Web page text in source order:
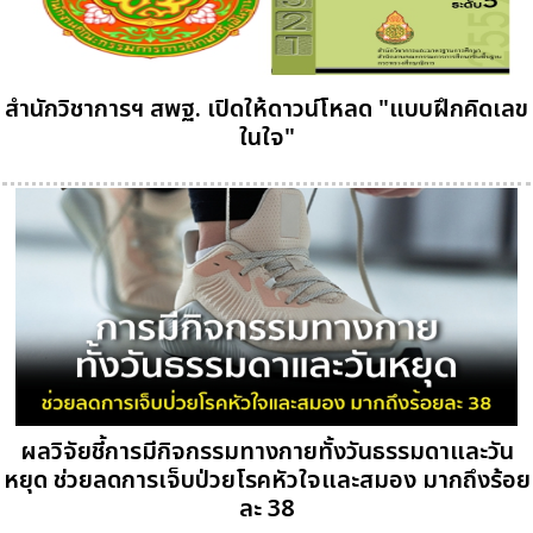
สำนักวิชาการฯ สพฐ. เปิดให้ดาวน์โหลด "แบบฝึกคิดเลข
ในใจ"
ผลวิจัยชี้การมีกิจกรรมทางกายทั้งวันธรรมดาและวัน
หยุด ช่วยลดการเจ็บป่วยโรคหัวใจและสมอง มากถึงร้อย
ละ 38